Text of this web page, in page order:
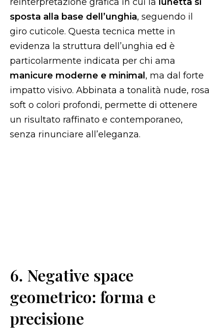
sposta alla base dell’unghia, seguendo il
giro cuticole. Questa tecnica mette in
evidenza la struttura dell’unghia ed è
particolarmente indicata per chi ama
manicure moderne e minimal , ma dal forte
impatto visivo. Abbinata a tonalità nude, rosa
soft o colori profondi, permette di ottenere
un risultato raffinato e contemporaneo,
senza rinunciare all’eleganza.
6. Negative space
geometrico: forma e
precisione